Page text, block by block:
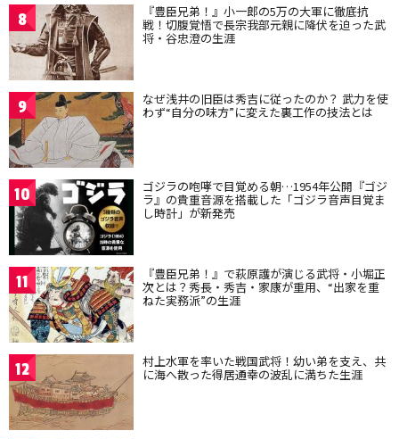
8 『豊臣兄弟！』小一郎の5万の大軍に徹底抗
戦！切腹覚悟で長宗我部元親に降伏を迫った武
将・谷忠澄の生涯
9 なぜ浅井の旧臣は秀吉に従ったのか？ 武力を使
わず“自分の味方”に変えた裏工作の技法とは
10 ゴジラの咆哮で目覚める朝…1954年公開『ゴジ
ラ』の貴重音源を搭載した「ゴジラ音声目覚ま
し時計」が新発売
11 『豊臣兄弟！』で萩原護が演じる武将・小堀正
次とは？秀長・秀吉・家康が重用、“出家を重
ねた実務派”の生涯
12 村上水軍を率いた戦国武将！幼い弟を支え、共
に海へ散った得居通幸の波乱に満ちた生涯